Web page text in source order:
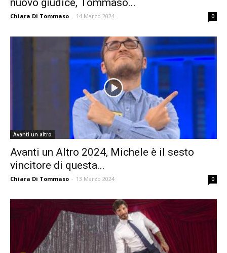
nuovo giudice, Tommaso...
Chiara Di Tommaso - 14 Marzo 2024 0
Avanti un altro
Avanti un Altro 2024, Michele è il sesto
vincitore di questa...
Chiara Di Tommaso - 13 Marzo 2024 0